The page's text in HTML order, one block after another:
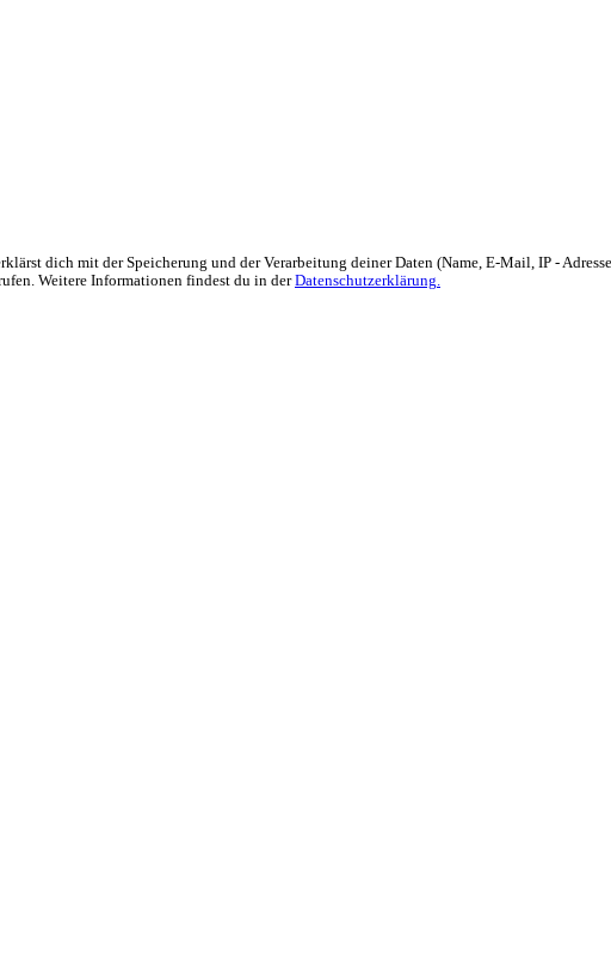
dich mit der Speicherung und der Verarbeitung deiner Daten (Name, E-Mail, IP -
Weitere Informationen findest du in derDatenschutzerklärung.